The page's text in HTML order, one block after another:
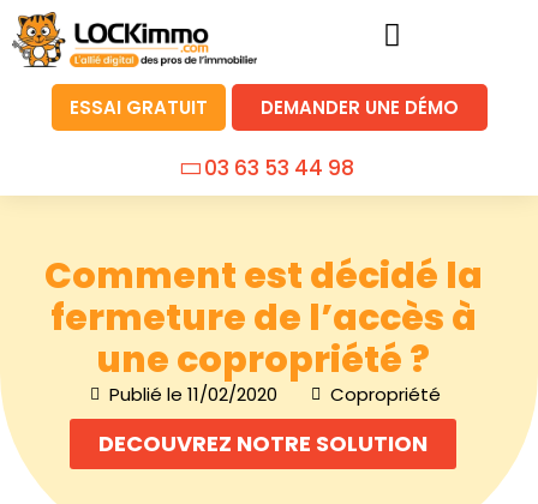
ESSAI GRATUIT DEMANDER UNE DÉMO
03 63 53 44 98
Comment est décidé la
fermeture de l’accès à
une copropriété ?
Publié le 11/02/2020 Copropriété
DECOUVREZ NOTRE SOLUTION